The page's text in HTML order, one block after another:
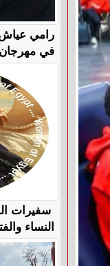
رامي
في
سفيرات
النساء